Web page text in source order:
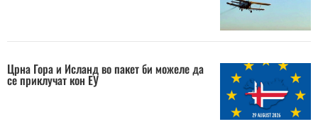
Црна Гора и Исланд во пакет би можеле да
се приклучат кон ЕУ